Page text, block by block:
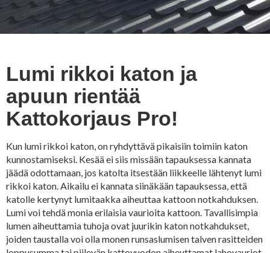
Lumi rikkoi katon ja
apuun rientää
Kattokorjaus Pro!
Kun lumi rikkoi katon, on ryhdyttävä pikaisiin toimiin katon
kunnostamiseksi. Kesää ei siis missään tapauksessa kannata
jäädä odottamaan, jos katolta itsestään liikkeelle lähtenyt lumi
rikkoi katon. Aikailu ei kannata siinäkään tapauksessa, että
katolle kertynyt lumitaakka aiheuttaa kattoon notkahduksen.
Lumi voi tehdä monia erilaisia vaurioita kattoon. Tavallisimpia
lumen aiheuttamia tuhoja ovat juurikin katon notkahdukset,
joiden taustalla voi olla monen runsaslumisen talven rasitteiden